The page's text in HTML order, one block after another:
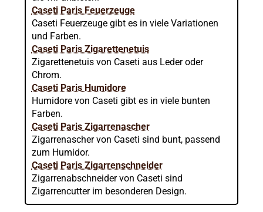
Caseti Paris Feuerzeuge
Caseti Feuerzeuge gibt es in viele Variationen
und Farben.
Caseti Paris Zigarettenetuis
Zigarettenetuis von Caseti aus Leder oder
Chrom.
Caseti Paris Humidore
Humidore von Caseti gibt es in viele bunten
Farben.
Caseti Paris Zigarrenascher
Zigarrenascher von Caseti sind bunt, passend
zum Humidor.
Caseti Paris Zigarrenschneider
Zigarrenabschneider von Caseti sind
Zigarrencutter im besonderen Design.